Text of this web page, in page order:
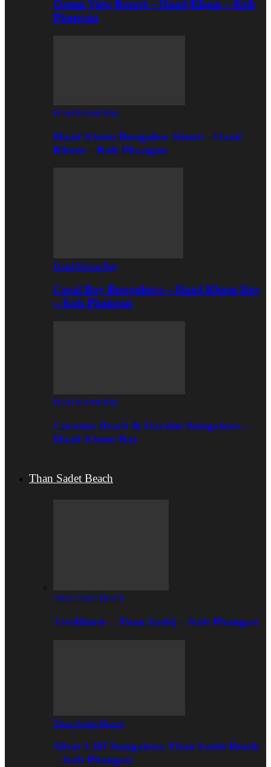
Ocean View Resort – Haad Khom – Koh
Phangan
Haad Khom Bay
Haad Khom Bungalow Resort –Haad
Khom – Koh Phangan
Haad Khom Bay
Coral Bay Bungalows – Haad Khom Bay
– Koh Phangan
Haad Khom Bay
Coconut Beach & Garden Bungalows –
Haad Khom Bay
Than Sadet Beach
Than Sadet Beach
TreeHouse – Than Sadej – Koh Phangan
Than Sadet Beach
Silver Cliff Bungalows Than Sadet Beach
– Koh Phangan